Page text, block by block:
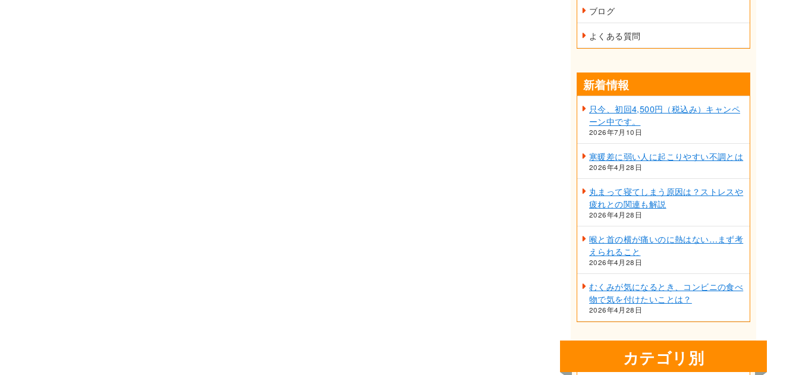
ブログ
よくある質問
新着情報
只今、初回4,500円（税込み）キャンペ
ーン中です。
2026年7月10日
寒暖差に弱い人に起こりやすい不調とは
2026年4月28日
丸まって寝てしまう原因は？ストレスや
疲れとの関連も解説
2026年4月28日
喉と首の横が痛いのに熱はない…まず考
えられること
2026年4月28日
むくみが気になるとき、コンビニの食べ
物で気を付けたいことは？
2026年4月28日
カテゴリ別